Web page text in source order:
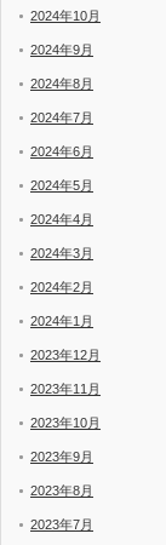
2024年10月
2024年9月
2024年8月
2024年7月
2024年6月
2024年5月
2024年4月
2024年3月
2024年2月
2024年1月
2023年12月
2023年11月
2023年10月
2023年9月
2023年8月
2023年7月